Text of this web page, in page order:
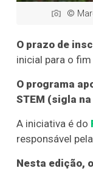
©
O prazo de
inicial para o
O programa
STEM (sigla
A iniciativa é do
responsável
Nesta edição,